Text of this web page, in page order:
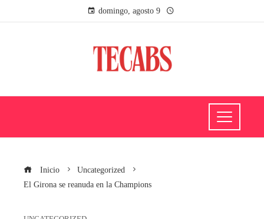
domingo, agosto 9
Inicio
Uncategorized
El Girona se reanuda en la Champions